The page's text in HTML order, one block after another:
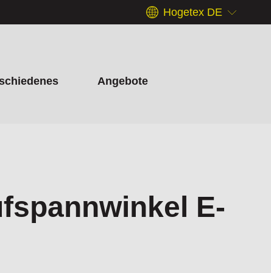
Hogetex DE
Angebote
E-